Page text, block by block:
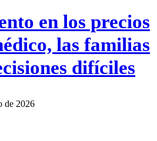
en los precios
las familias
difíciles
de 2026